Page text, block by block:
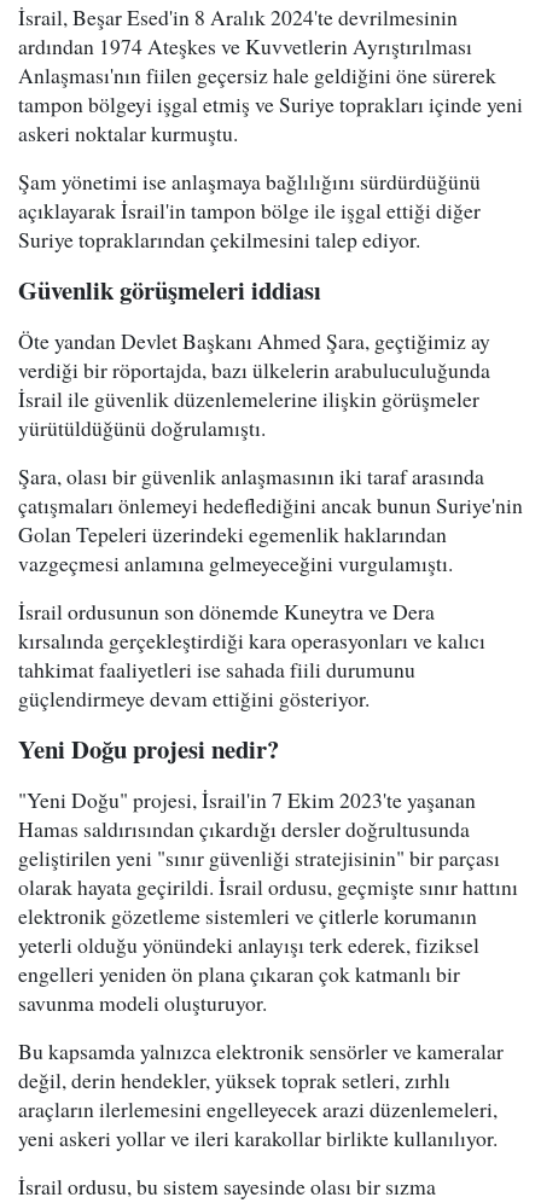
İsrail, Beşar Esed'in 8 Aralık 2024'te devrilmesinin
ardından 1974 Ateşkes ve Kuvvetlerin Ayrıştırılması
Anlaşması'nın fiilen geçersiz hale geldiğini öne sürerek
tampon bölgeyi işgal etmiş ve Suriye toprakları içinde yeni
askeri noktalar kurmuştu.
Şam yönetimi ise anlaşmaya bağlılığını sürdürdüğünü
açıklayarak İsrail'in tampon bölge ile işgal ettiği diğer
Suriye topraklarından çekilmesini talep ediyor.
Güvenlik görüşmeleri iddiası
Öte yandan Devlet Başkanı Ahmed Şara, geçtiğimiz ay
verdiği bir röportajda, bazı ülkelerin arabuluculuğunda
İsrail ile güvenlik düzenlemelerine ilişkin görüşmeler
yürütüldüğünü doğrulamıştı.
Şara, olası bir güvenlik anlaşmasının iki taraf arasında
çatışmaları önlemeyi hedeflediğini ancak bunun Suriye'nin
Golan Tepeleri üzerindeki egemenlik haklarından
vazgeçmesi anlamına gelmeyeceğini vurgulamıştı.
İsrail ordusunun son dönemde Kuneytra ve Dera
kırsalında gerçekleştirdiği kara operasyonları ve kalıcı
tahkimat faaliyetleri ise sahada fiili durumunu
güçlendirmeye devam ettiğini gösteriyor.
Yeni Doğu projesi nedir?
"Yeni Doğu" projesi, İsrail'in 7 Ekim 2023'te yaşanan
Hamas saldırısından çıkardığı dersler doğrultusunda
geliştirilen yeni "sınır güvenliği stratejisinin" bir parçası
olarak hayata geçirildi. İsrail ordusu, geçmişte sınır hattını
elektronik gözetleme sistemleri ve çitlerle korumanın
yeterli olduğu yönündeki anlayışı terk ederek, fiziksel
engelleri yeniden ön plana çıkaran çok katmanlı bir
savunma modeli oluşturuyor.
Bu kapsamda yalnızca elektronik sensörler ve kameralar
değil, derin hendekler, yüksek toprak setleri, zırhlı
araçların ilerlemesini engelleyecek arazi düzenlemeleri,
yeni askeri yollar ve ileri karakollar birlikte kullanılıyor.
İsrail ordusu, bu sistem sayesinde olası bir sızma